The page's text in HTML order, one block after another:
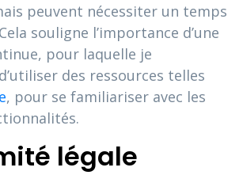
peuvent nécessiter un temps
souligne l’importance d’une
pour laquelle je
des ressources telles
, pour se familiariser avec les
légale